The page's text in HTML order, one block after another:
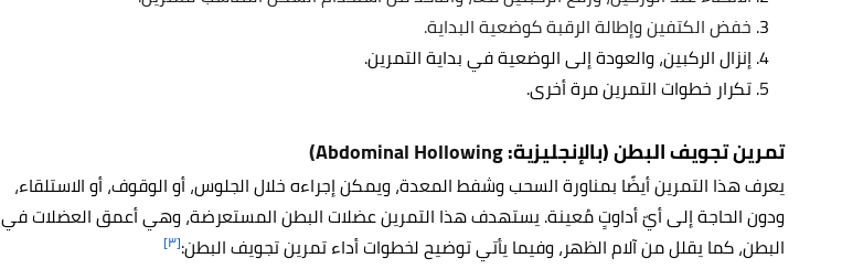
خفض الكتفين وإطالة الرقبة كوضعية البداية.
إنزال الركبين، والعودة إلى الوضعية في بداية التمرين.
تكرار خطوات التمرين مرة أخرى.
تمرين تجويف البطن (بالإنجليزية:Abdominal Hollowing
)
يعرف هذا التمرين أيضًا بمناورة السحب وشفط المعدة، ويمكن إجراءه خلال الجلوس، أو الوقوف، أو الاستلقاء،
ودون الحاجة إلى أيّ أداوتٍ مُعينة. يستهدف هذا التمرين عضلات البطن المستعرضة، وهي أعمق العضلات في
البطن، كما يقلل من آلام الظهر، وفيما يأتي توضيح لخطوات أداء تمرين تجويف البطن:[٣]